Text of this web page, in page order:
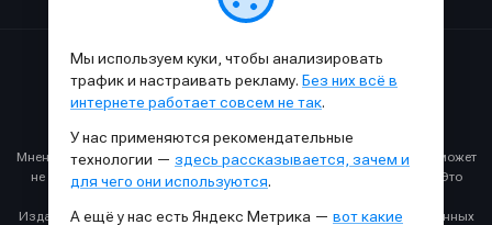
Сделано с к в SAMESOUND© 2015-2026.
Использование материалов SAMESOUND разрешено только с
Все права на картинки и тексты принадлежат их авторам.
Мнение авторов может не совпадать с мнением редакции, которое может
не совпадать с вашим мнением и меняться с течением времени. Это
Издание может получать комиссию от покупки товаров, представленных
Мы используем куки, чтобы анализировать
трафик и настраивать рекламу. Без них всё в
интернете работает совсем не так.
У нас применяются рекомендательные
технологии — здесь рассказывается, зачем и
для чего они используются.
А ещё у нас есть Яндекс Метрика — вот какие